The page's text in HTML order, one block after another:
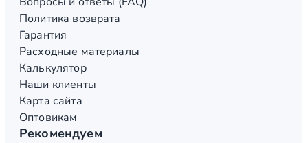
Политика возврата
Гарантия
Расходные материалы
Калькулятор
Наши клиенты
Карта сайта
Оптовикам
Рекомендуем